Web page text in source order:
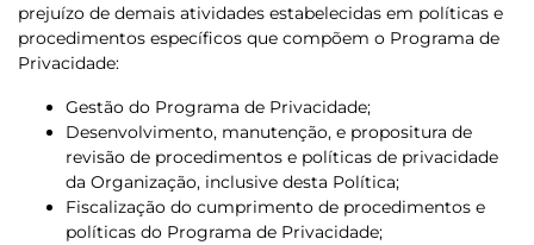
prejuízo de demais atividades estabelecidas em políticas e
procedimentos específicos que compõem o Programa de
Privacidade:
Gestão do Programa de Privacidade;
Desenvolvimento, manutenção, e propositura de
revisão de procedimentos e políticas de privacidade
da Organização, inclusive desta Política;
Fiscalização do cumprimento de procedimentos e
políticas do Programa de Privacidade;